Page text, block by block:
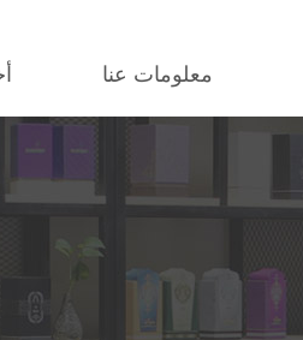
معلومات عنا